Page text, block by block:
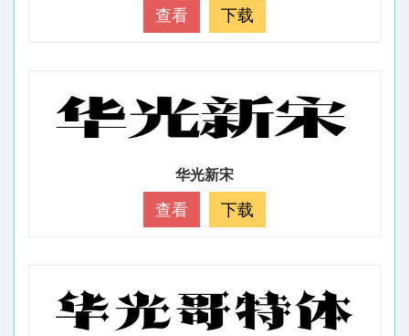
查看 下载
华光新宋
查看 下载